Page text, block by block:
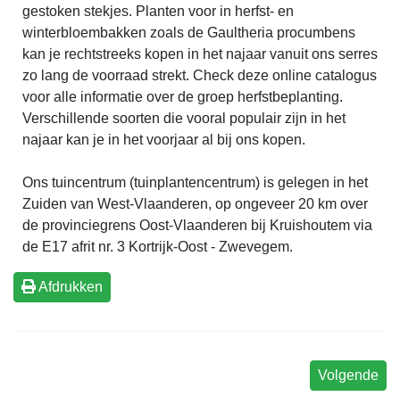
gestoken stekjes. Planten voor in herfst- en
winterbloembakken zoals de Gaultheria procumbens
kan je rechtstreeks kopen in het najaar vanuit ons serres
zo lang de voorraad strekt. Check deze online catalogus
voor alle informatie over de groep herfstbeplanting.
Verschillende soorten die vooral populair zijn in het
najaar kan je in het voorjaar al bij ons kopen.
Ons tuincentrum (tuinplantencentrum) is gelegen in het
Zuiden van West-Vlaanderen, op ongeveer 20 km over
de provinciegrens Oost-Vlaanderen bij Kruishoutem via
de E17 afrit nr. 3 Kortrijk-Oost - Zwevegem.
Afdrukken
Volgende